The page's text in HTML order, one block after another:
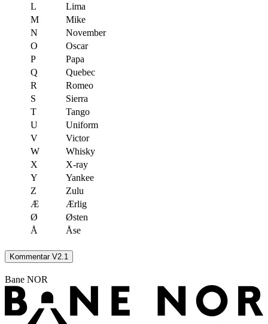
L
Lima
M
Mike
N
November
O
Oscar
P
Papa
Q
Quebec
R
Romeo
S
Sierra
T
Tango
U
Uniform
V
Victor
W
Whisky
X
X-ray
Y
Yankee
Z
Zulu
Æ
Ærlig
Ø
Østen
Å
Åse
Kommentar V2.1
Bane NOR